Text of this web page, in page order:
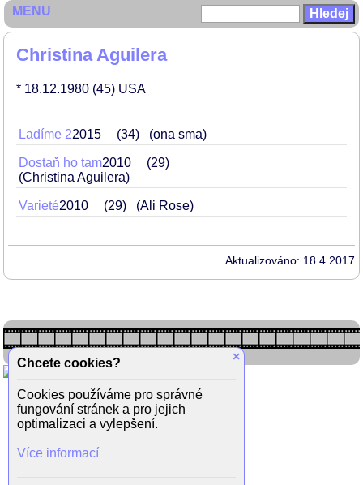
Christina Aguilera
* 18.12.1980 (45) USA
Ladíme 22015 34 (ona sma)
Dostaň ho tam2010
29
(Christina Aguilera)
Varieté2010 29 (Ali Rose)
Aktualizováno: 18.4.2017
MENU
×
Chcete cookies?
Cookies používáme pro správné
fungování stránek a pro jejich
optimalizaci a vylepšení.
Více informací